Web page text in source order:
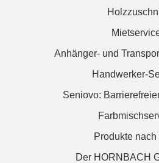
Anhänger- und
Handwerker-
Seniovo:
Produkte nach
Der HORNBACH